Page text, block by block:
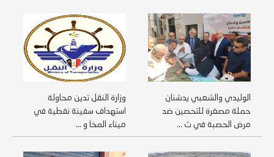
الوليدي والشعبي يدشنان
حملة مصغرة للتحصين ضد
مرض الحصبة في ث ...
وزارة النقل تدين محاولة
استهداف سفينة نفطية في
ميناء المخا و ...